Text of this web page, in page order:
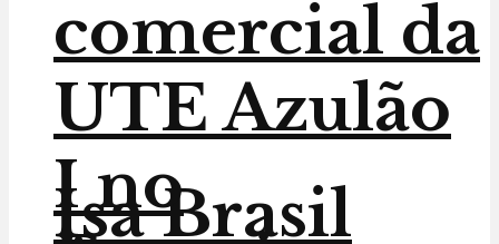
Isa Brasil
comercial da
UTE Azulão
I no